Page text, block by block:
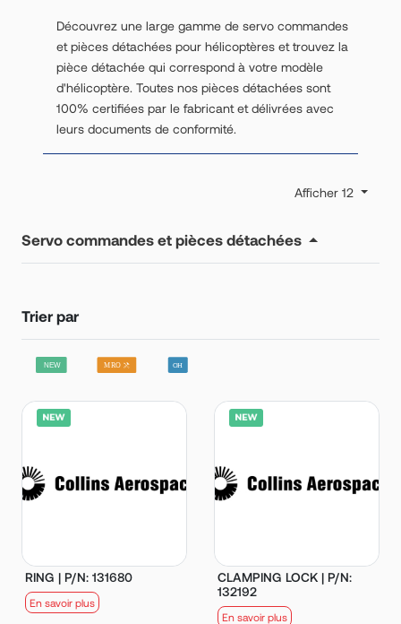
Découvrez une large gamme de servo commandes
et pièces détachées pour hélicoptères et trouvez la
pièce détachée qui correspond à votre modèle
d'hélicoptère. Toutes nos pièces détachées sont
100% certifiées par le fabricant et délivrées avec
leurs documents de conformité.
Afficher 12
Servo commandes et pièces détachées
Trier par
RING | P/N: 131680
En savoir plus
CLAMPING LOCK | P/N:
132192
En savoir plus